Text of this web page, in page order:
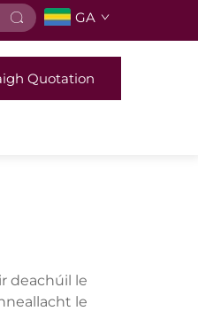
GA
Quotation
deachúil le
le